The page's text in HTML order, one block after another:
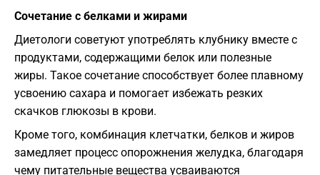
Сочетание с белками и жирами
Диетологи советуют употреблять клубнику вместе с
продуктами, содержащими белок или полезные
жиры. Такое сочетание способствует более плавному
усвоению сахара и помогает избежать резких
скачков глюкозы в крови.
Кроме того, комбинация клетчатки, белков и жиров
замедляет процесс опорожнения желудка, благодаря
чему питательные вещества усваиваются